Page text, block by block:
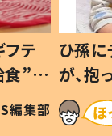
フテ
食”を
の親
編集部
ひ孫
が、
「涙が
い」